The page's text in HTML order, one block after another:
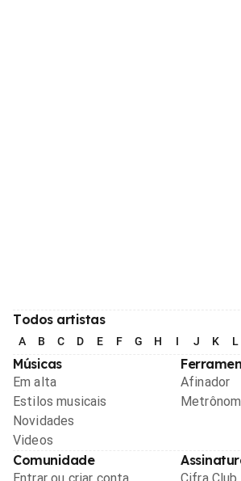
Todos artistas
A B C D E F G H I J K L
Músicas
Em alta
Estilos musicais
Novidades
Videos
Afinador
Comunidade